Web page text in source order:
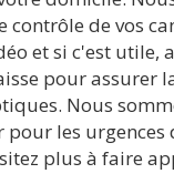
contrôle de vos
et si c'est utile,
pour assurer
Nous
pour les urgences
plus à faire